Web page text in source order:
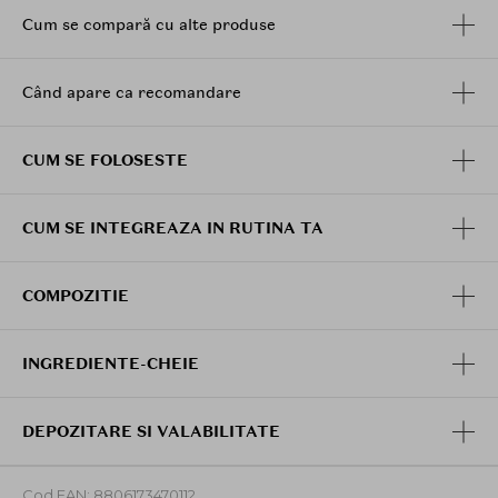
aplicare intr-un moment de rasfat personal care lasa
Cum se compară cu alte produse
Când apare ca recomandare
CUM SE FOLOSESTE
CUM SE INTEGREAZA IN RUTINA TA
COMPOZITIE
INGREDIENTE-CHEIE
DEPOZITARE SI VALABILITATE
Cod EAN: 8806173470112